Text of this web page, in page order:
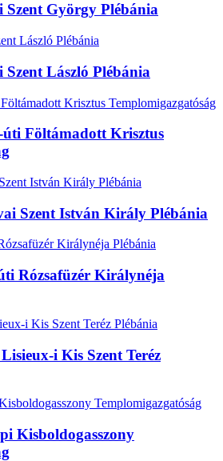
György Plébánia
László Plébánia
Föltámadott Krisztus
Szent István Király Plébánia
Rózsafüzér Királynéja
i Kis Szent Teréz
Kisboldogasszony